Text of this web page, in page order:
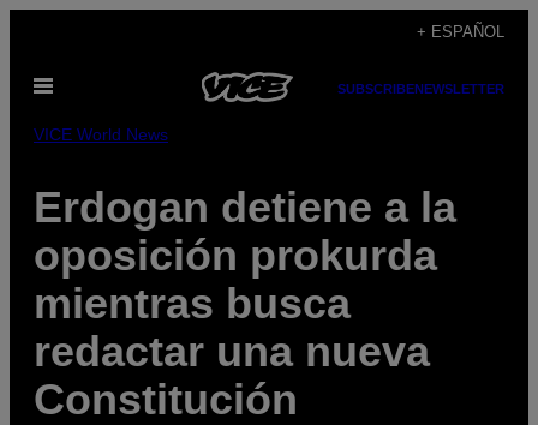
contenido
+ ESPAÑOL
Abrir
SUBSCRIBENEWSLETTER
VICE World News
Erdogan detiene a la
oposición prokurda
mientras busca
redactar una nueva
Constitución